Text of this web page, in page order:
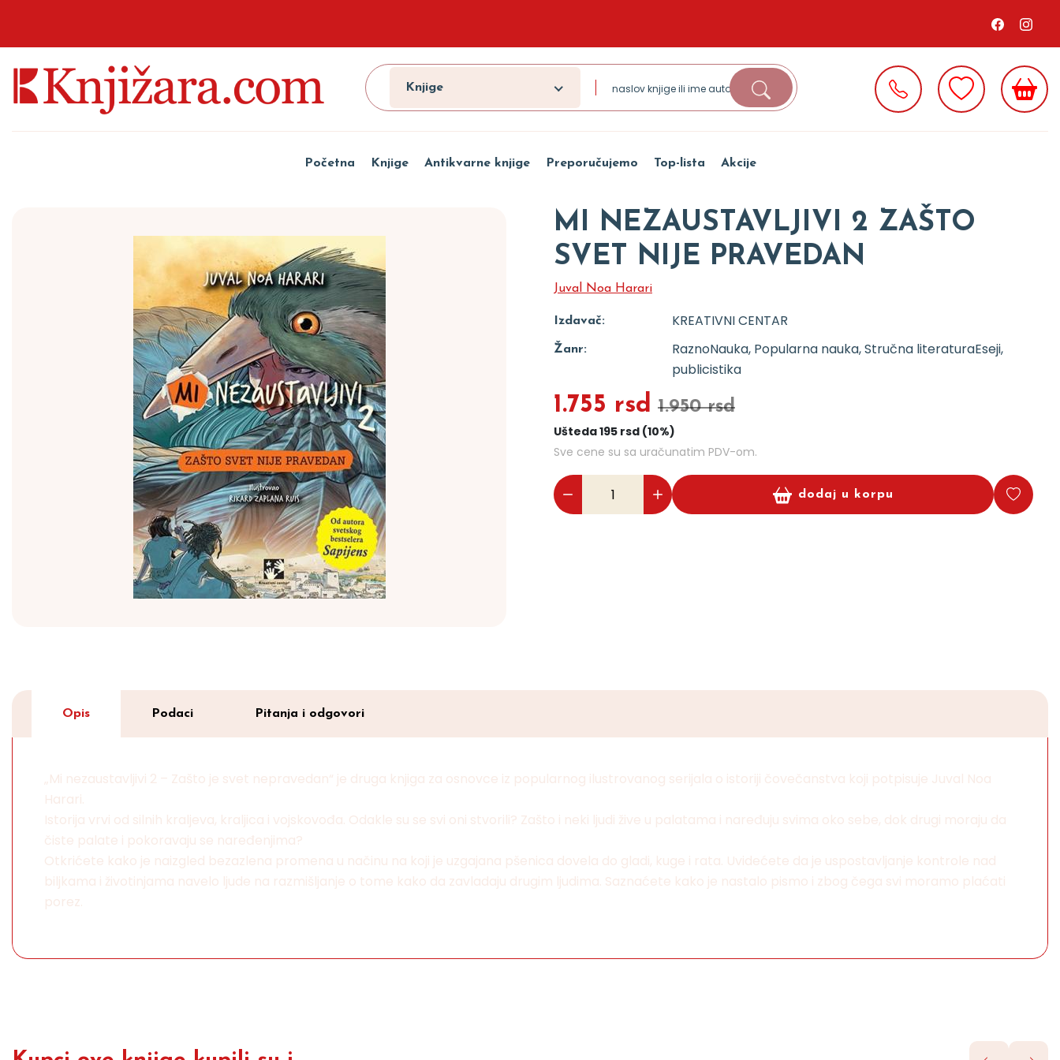
Knjige
Početna Knjige Antikvarne knjige Preporučujemo Top-lista Akcije
MI NEZAUSTAVLJIVI 2 ZAŠTO
SVET NIJE PRAVEDAN
Juval Noa Harari
Izdavač: KREATIVNI CENTAR
Žanr: RaznoNauka, Popularna nauka, Stručna literaturaEseji,
publicistika
1.755 rsd 1.950 rsd
Ušteda 195 rsd (10%)
Sve cene su sa uračunatim PDV-om.
dodaj u korpu
Opis Podaci Pitanja i odgovori
„Mi nezaustavljivi 2 – Zašto je svet nepravedan“ je druga knjiga za osnovce iz popularnog ilustrovanog serijala o istoriji čovečanstva koji potpisuje Juval Noa
Harari.
Istorija vrvi od silnih kraljeva, kraljica i vojskovođa. Odakle su se svi oni stvorili? Zašto i neki ljudi žive u palatama i naređuju svima oko sebe, dok drugi moraju da
čiste palate i pokoravaju se naređenjima?
Otkrićete kako je naizgled bezazlena promena u načinu na koji je uzgajana pšenica dovela do gladi, kuge i rata. Uvidećete da je uspostavljanje kontrole nad
biljkama i životinjama navelo ljude na razmišljanje o tome kako da zavladaju drugim ljudima. Saznaćete kako je nastalo pismo i zbog čega svi moramo plaćati
porez.